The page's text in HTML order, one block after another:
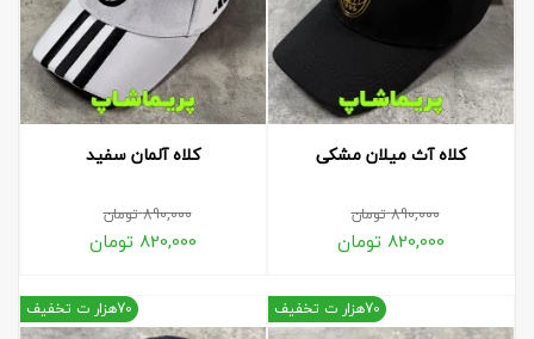
کلاه آث میلان مشکی
890,000تومان
820,000 تومان
کلاه آلمان سفید
890,000تومان
820,000 تومان
70هزار ت تخفیف 70هزار ت تخفیف